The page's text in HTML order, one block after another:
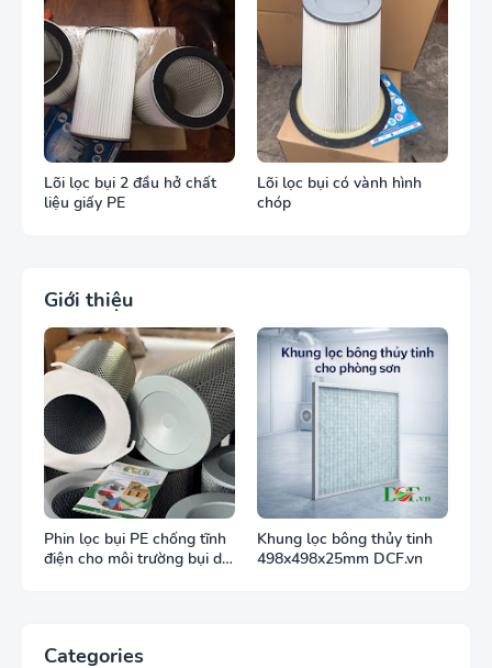
Lõi lọc bụi 2 đầu hở chất
liệu giấy PE
Lõi lọc bụi có vành hình
chóp
Giới thiệu
Phin lọc bụi PE chống tĩnh
điện cho môi trường bụi dễ
Khung lọc bông thủy tinh
498x498x25mm DCF.vn
Categories